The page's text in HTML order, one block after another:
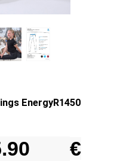
EnergyR1450
€